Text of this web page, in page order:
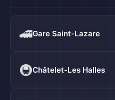
🚄Gare Saint-Lazare
🚇Châtelet-Les Halles